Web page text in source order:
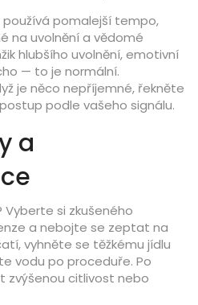
pomalejší tempo,
na uvolnění a vědomé
hlubšího uvolnění, emotivní
— to je normální.
je něco nepříjemné, řekněte
podle vašeho signálu.
a
si zkušeného
a nebojte se zeptat na
vyhněte se těžkému jídlu
vodu po proceduře. Po
zvýšenou citlivost nebo